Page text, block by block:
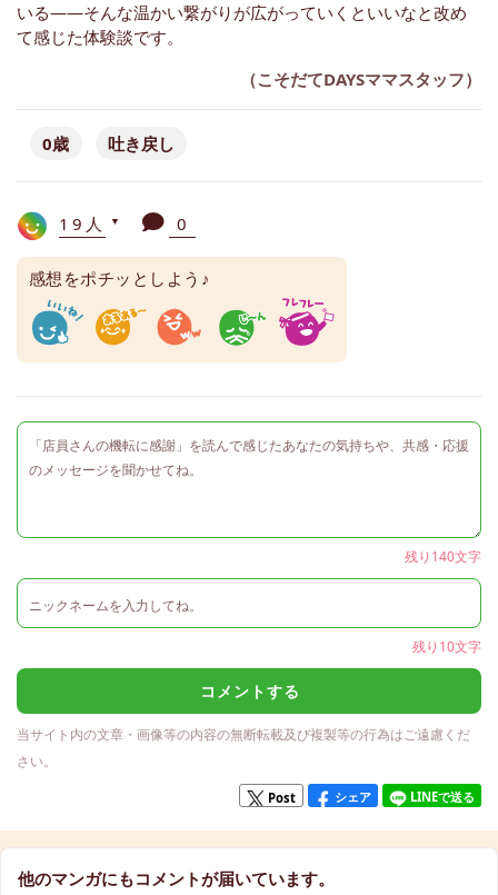
いる——そんな温かい繋がりが広がっていくといいなと改め
て感じた体験談です。
（こそだてDAYSママスタッフ）
0歳 吐き戻し
19人 ▼ 0
感想をポチッとしよう♪
残り140文字
残り10文字
コメントする
当サイト内の文章・画像等の内容の無断転載及び複製等の行為はご遠慮くだ
さい。
Post シェア LINEで送る
他のマンガにもコメントが届いています。